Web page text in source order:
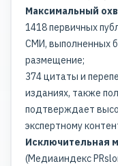
Максимальный
1418 первичных
СМИ, выполненных
размещение;
374 цитаты и
изданиях, также
подтверждает
экспертному
Исключительная
(Медиаиндекс